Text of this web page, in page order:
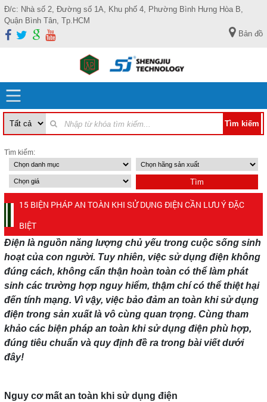
Đ/c: Nhà số 2, Đường số 1A, Khu phố 4, Phường Bình Hưng Hòa B,
Quận Bình Tân, Tp.HCM
Bản đồ
Tìm kiếm:
15 BIỆN PHÁP AN TOÀN KHI SỬ DỤNG ĐIỆN CẦN LƯU Ý ĐẶC
BIỆT
Điện là nguồn năng lượng chủ yếu trong cuộc sống sinh
hoạt của con người. Tuy nhiên, việc sử dụng điện không
đúng cách, không cẩn thận hoàn toàn có thể làm phát
sinh các trường hợp nguy hiểm, thậm chí có thể thiệt hại
đến tính mạng. Vì vậy, việc bảo đảm an toàn khi sử dụng
điện trong sản xuất là vô cùng quan trọng. Cùng tham
khảo các biện pháp an toàn khi sử dụng điện phù hợp,
đúng tiêu chuẩn và quy định đề ra trong bài viết dưới
đây!
Nguy cơ mất an toàn khi sử dụng điện